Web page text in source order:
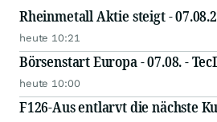
Rheinmetall Aktie steigt -
heute 10:21
Börsenstart Europa - 07.08. -
heute 10:00
F126-Aus entlarvt die nächste